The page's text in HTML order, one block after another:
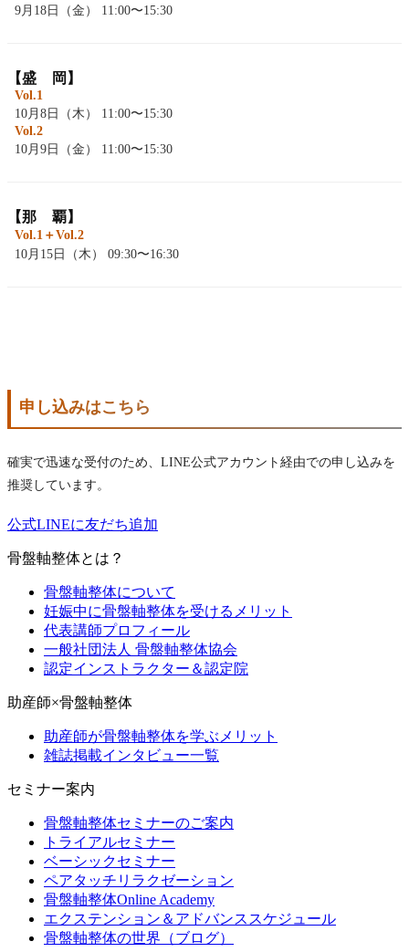
9月18日（金） 11:00〜15:30
【盛 岡】
Vol.1
10月8日（木） 11:00〜15:30
Vol.2
10月9日（金） 11:00〜15:30
【那 覇】
Vol.1＋Vol.2
10月15日（木） 09:30〜16:30
申し込みはこちら
確実で迅速な受付のため、LINE公式アカウント経由での申し込みを
推奨しています。
公式LINEに友だち追加
骨盤軸整体とは？
骨盤軸整体について
妊娠中に骨盤軸整体を受けるメリット
代表講師プロフィール
一般社団法人 骨盤軸整体協会
認定インストラクター＆認定院
助産師×骨盤軸整体
助産師が骨盤軸整体を学ぶメリット
雑誌掲載インタビュー一覧
セミナー案内
骨盤軸整体セミナーのご案内
トライアルセミナー
ベーシックセミナー
ペアタッチリラクゼーション
骨盤軸整体Online Academy
エクステンション＆アドバンススケジュール
骨盤軸整体の世界（ブログ）